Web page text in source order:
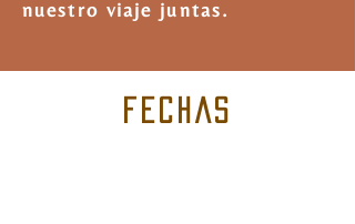
nuestro viaje juntas.
FECHAS